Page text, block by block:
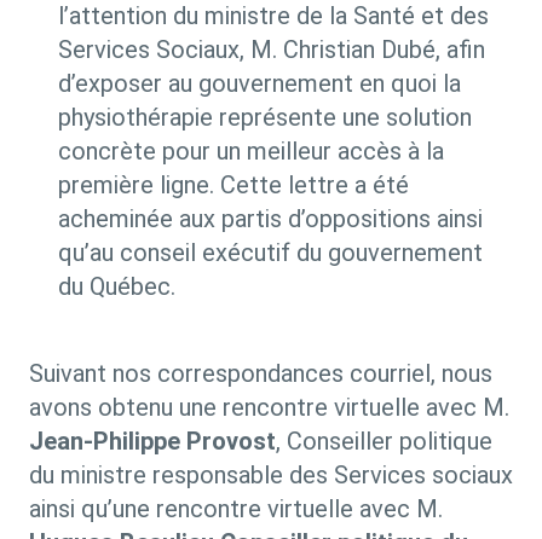
l’attention du ministre de la Santé et des
Services Sociaux, M. Christian Dubé, afin
d’exposer au gouvernement en quoi la
physiothérapie représente une solution
concrète pour un meilleur accès à la
première ligne. Cette lettre a été
acheminée aux partis d’oppositions ainsi
qu’au conseil exécutif du gouvernement
du Québec.
Suivant nos correspondances courriel, nous
avons obtenu une rencontre virtuelle avec M.
Jean-Philippe Provost, Conseiller politique
du ministre responsable des Services sociaux
ainsi qu’une rencontre virtuelle avec M.